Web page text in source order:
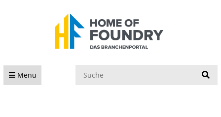
Menü